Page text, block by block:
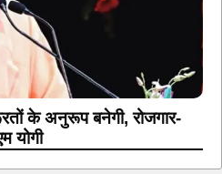
के अनुरूप बनेगी, रोजगार-
योगी